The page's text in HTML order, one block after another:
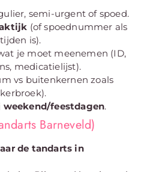
semi-urgent of spoed.
(of spoednummer als
is).
je moet meenemen (ID,
medicatielijst).
vs buitenkernen zoals
weekend/feestdagen.
Barneveld)
de tandarts in